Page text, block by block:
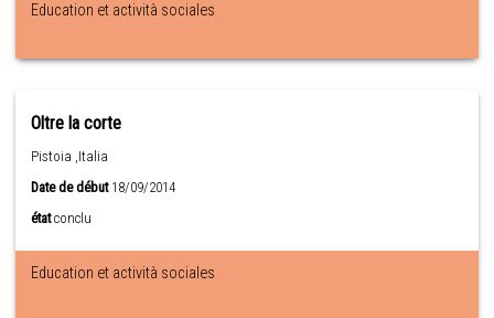
Education et actività sociales
Oltre la corte
Pistoia ,Italia
Date de début18/09/2014
état conclu
Education et actività sociales